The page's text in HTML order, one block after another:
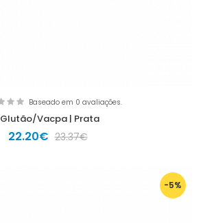
Baseado em 0 avaliações.
Glutão/Vacpa | Prata
22.20€ 23.37€
-5%